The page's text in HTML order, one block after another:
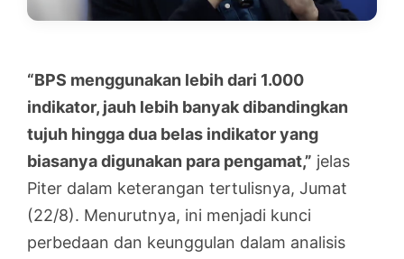
“BPS menggunakan lebih dari 1.000
indikator, jauh lebih banyak dibandingkan
tujuh hingga dua belas indikator yang
biasanya digunakan para pengamat,” jelas
Piter dalam keterangan tertulisnya, Jumat
(22/8). Menurutnya, ini menjadi kunci
perbedaan dan keunggulan dalam analisis